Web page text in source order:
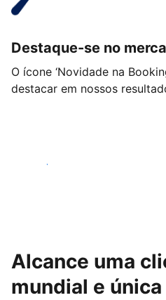
Destaque-se no
O ícone ‘Novidade na
destacar em nossos
Começar
Alcance uma
mundial e única